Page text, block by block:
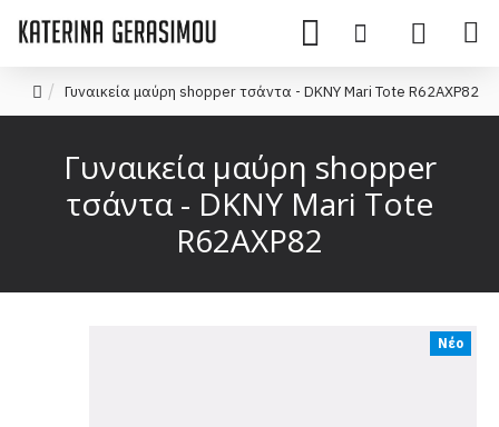
Γυναικεία μαύρη shopper τσάντα - DKNY Mari Tote R62AXP82
Γυναικεία μαύρη shopper
τσάντα - DKNY Mari Tote
R62AXP82
Νέο